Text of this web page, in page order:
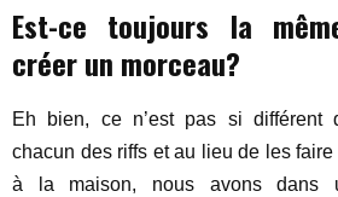
Est-ce toujours la
créer un morceau?
Eh bien, ce n’est pas si différent
chacun des riffs et au lieu de les
à la maison, nous avons dans